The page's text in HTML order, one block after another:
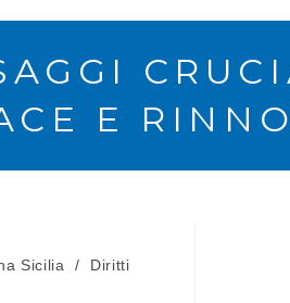
E
Sicilia /
Diritti